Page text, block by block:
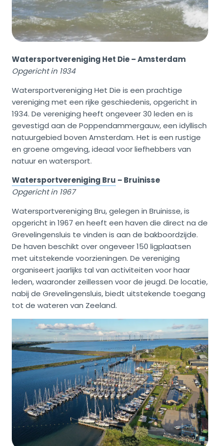
Watersportvereniging Het Die – Amsterdam
Opgericht in 1934
Watersportvereniging Het Die is een prachtige
vereniging met een rijke geschiedenis, opgericht in
1934. De vereniging heeft ongeveer 30 leden en is
gevestigd aan de Poppendammergauw, een idyllisch
natuurgebied boven Amsterdam. Het is een rustige
en groene omgeving, ideaal voor liefhebbers van
natuur en watersport.
Watersportvereniging Bru – Bruinisse
Opgericht in 1967
Watersportvereniging Bru, gelegen in Bruinisse, is
opgericht in 1967 en heeft een haven die direct na de
Grevelingensluis te vinden is aan de bakboordzijde.
De haven beschikt over ongeveer 150 ligplaatsen
met uitstekende voorzieningen. De vereniging
organiseert jaarlijks tal van activiteiten voor haar
leden, waaronder zeillessen voor de jeugd. De locatie,
nabij de Grevelingensluis, biedt uitstekende toegang
tot de wateren van Zeeland.